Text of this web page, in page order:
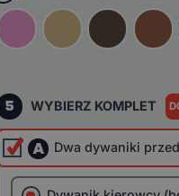
5 WYBIERZ KOMPLET
A Dwa dywaniki